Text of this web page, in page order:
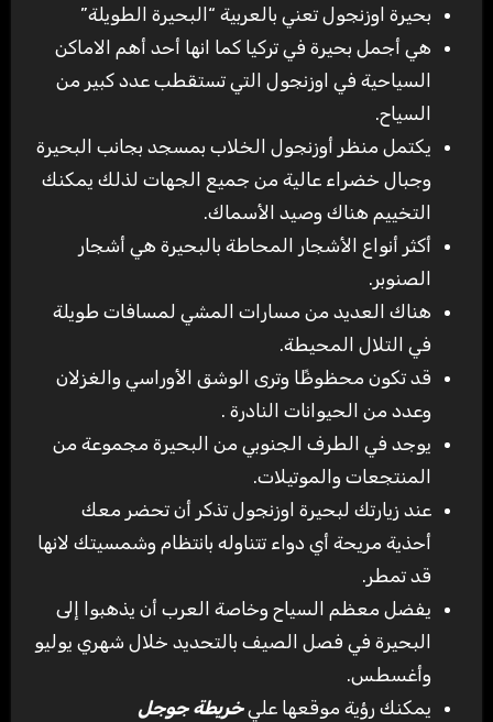
بحيرة اوزنجول تعني بالعربية “البحيرة الطويلة”
هي أجمل بحيرة في تركيا كما انها أحد أهم الاماكن
السياحية في اوزنجول التي تستقطب عدد كبير من
السياح.
يكتمل منظر أوزنجول الخلاب بمسجد بجانب البحيرة
وجبال خضراء عالية من جميع الجهات لذلك يمكنك
التخييم هناك وصيد الأسماك.
أكثر أنواع الأشجار المحاطة بالبحيرة هي أشجار
الصنوبر.
هناك العديد من مسارات المشي لمسافات طويلة
في التلال المحيطة.
قد تكون محظوظًا وترى الوشق الأوراسي والغزلان
وعدد من الحيوانات النادرة .
يوجد في الطرف الجنوبي من البحيرة مجموعة من
المنتجعات والموتيلات.
عند زيارتك لبحيرة اوزنجول تذكر أن تحضر معك
أحذية مريحة أي دواء تتناوله بانتظام وشمسيتك لانها
قد تمطر.
يفضل معظم السياح وخاصة العرب أن يذهبوا إلى
البحيرة في فصل الصيف بالتحديد خلال شهري يوليو
وأغسطس.
يمكنك رؤية موقعها عليخريطة جوجل